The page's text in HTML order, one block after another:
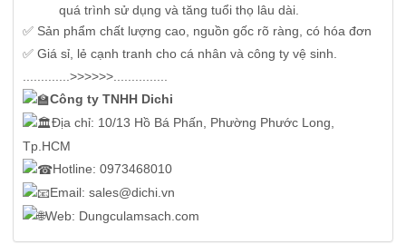
quá trình sử dụng và tăng tuổi thọ lâu dài.
✅ Sản phẩm chất lượng cao, nguồn gốc rõ ràng, có hóa đơn
✅ Giá sỉ, lẻ cạnh tranh cho cá nhân và công ty vệ sinh.
.............>>>>>>...............
Công ty TNHH Dichi
Địa chỉ: 10/13 Hồ Bá Phấn, Phường Phước Long,
Tp.HCM
Hotline: 0973468010
Email: sales@dichi.vn
Web: Dungculamsach.com